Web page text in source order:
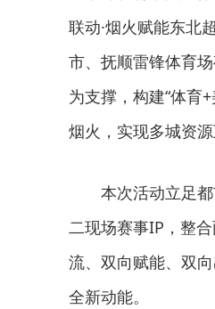
联动·烟火赋能东北
市、抚顺雷锋体育
为支撑，构建“体育
烟火，实现多城资
本次活动立足
二现场赛事IP，整
流、双向赋能、双
全新动能。